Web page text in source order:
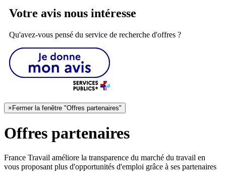
Votre avis nous intéresse
Qu'avez-vous pensé du service de recherche d'offres ?
×Fermer la fenêtre "Offres partenaires"
Offres partenaires
France Travail améliore la transparence du marché du travail en
vous proposant plus d'opportunités d'emploi grâce à ses partenaires